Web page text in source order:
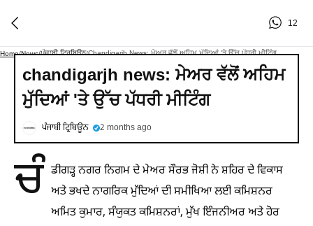
12
Home/News/ਪੰਜਾਬੀ ਟ੍ਰਿਬਿਊਨ/Chandigarjh News: ਮੇਅਰ ਵੱਲੋਂ ਅਹਿਮ ਮੁੱਦਿਆਂ 'ਤੇ ਉੱਚ ਪੱਧਰੀ ਮੀਟਿੰਗ
chandigarjh news: ਮੇਅਰ ਵੱਲੋਂ ਅਹਿਮ
ਮੁੱਦਿਆਂ 'ਤੇ ਉੱਚ ਪੱਧਰੀ ਮੀਟਿੰਗ
ਪੰਜਾਬੀ ਟ੍ਰਿਬਿਊਨ 2 months ago
ਚੰ ਡੀਗੜ੍ਹ ਨਗਰ ਨਿਗਮ ਦੇ ਮੇਅਰ ਸੌਰਭ ਜੋਸ਼ੀ ਨੇ ਸ਼ਹਿਰ ਦੇ ਵਿਕਾਸ
ਅਤੇ ਭਖਦੇ ਨਾਗਰਿਕ ਮੁੱਦਿਆਂ ਦੀ ਸਮੀਖਿਆ ਲਈ ਕਮਿਸ਼ਨਰ
ਅਮਿਤ ਕੁਮਾਰ, ਸੰਯੁਕਤ ਕਮਿਸ਼ਨਰਾਂ, ਮੁੱਖ ਇੰਜਨੀਅਰ ਅਤੇ ਹੋਰ